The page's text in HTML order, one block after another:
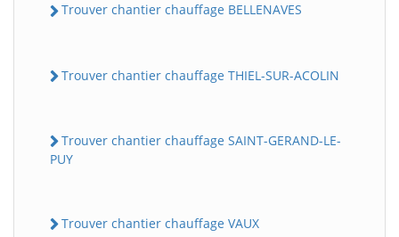
Trouver chantier chauffage BELLENAVES
Trouver chantier chauffage THIEL-SUR-ACOLIN
Trouver chantier chauffage SAINT-GERAND-LE-
PUY
Trouver chantier chauffage VAUX